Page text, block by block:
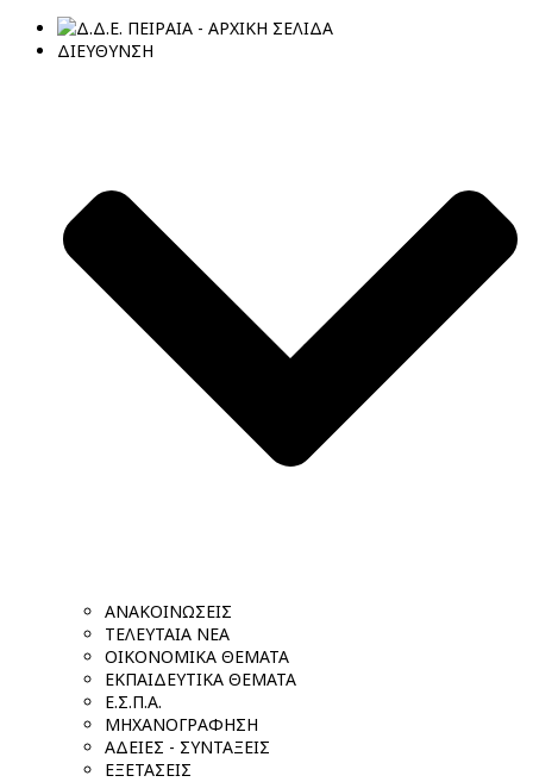
ΔΙΕΥΘΥΝΣΗ
ΑΝΑΚΟΙΝΩΣΕΙΣ
ΤΕΛΕΥΤΑΙΑ ΝΕΑ
ΟΙΚΟΝΟΜΙΚΑ ΘΕΜΑΤΑ
ΕΚΠΑΙΔΕΥΤΙΚΑ ΘΕΜΑΤΑ
Ε.Σ.Π.Α.
ΜΗΧΑΝΟΓΡΑΦΗΣΗ
ΑΔΕΙΕΣ - ΣΥΝΤΑΞΕΙΣ
ΕΞΕΤΑΣΕΙΣ